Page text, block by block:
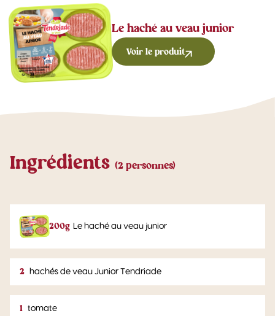
Le haché au veau junior
Voir le produit
Ingrédients (2 personnes)
200g Le haché au veau junior
2 hachés de veau Junior Tendriade
1 tomate